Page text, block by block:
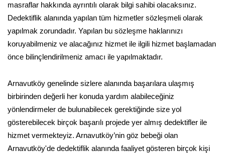
masraflar hakkında ayrıntılı olarak bilgi sahibi olacaksınız.
Dedektiflik alanında yapılan tüm hizmetler sözleşmeli olarak
yapılmak zorundadır. Yapılan bu sözleşme haklarınızı
koruyabilmeniz ve alacağınız hizmet ile ilgili hizmet başlamadan
önce bilinçlendirilmeniz amacı ile yapılmaktadır.
Arnavutköy genelinde sizlere alanında başarılara ulaşmış
birbirinden değerli her konuda yardım alabileceğiniz
yönlendirmeler de bulunabilecek gerektiğinde size yol
gösterebilecek birçok başarılı projede yer almış dedektifler ile
hizmet vermekteyiz. Arnavutköy’nin göz bebeği olan
Arnavutköy'de dedektiflik alanında faaliyet gösteren birçok kişi